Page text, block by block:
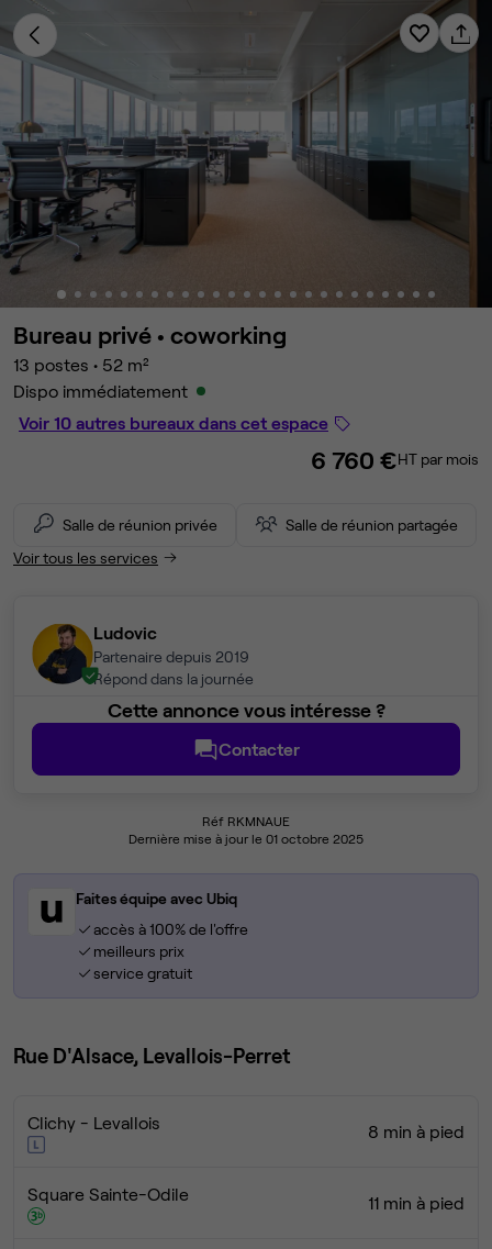
Bureau privé • coworking
13 postes • 52 m²
Dispo immédiatement
Voir 10 autres bureaux dans cet espace
6 760 €HT par mois
Salle de réunion privée
Salle de réunion partagée
Voir tous les services
Ludovic
Partenaire depuis 2019
Répond dans la journée
Cette annonce vous intéresse ?
Contacter
Réf RKMNAUE
Dernière mise à jour le 01 octobre 2025
Faites équipe avec Ubiq
accès à 100% de l'offre
meilleurs prix
service gratuit
Rue D'Alsace, Levallois-Perret
Clichy - Levallois 8 min à pied
Square Sainte-Odile 11 min à pied